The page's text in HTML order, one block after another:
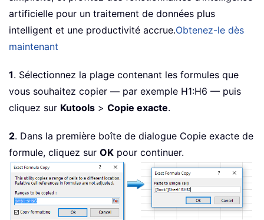
artificielle pour un traitement de données plus
intelligent et une productivité accrue.Obtenez-le dès
maintenant
1. Sélectionnez la plage contenant les formules que
vous souhaitez copier — par exemple H1:H6 — puis
cliquez sur Kutools > Copie exacte.
2. Dans la première boîte de dialogue Copie exacte de
formule, cliquez sur OK pour continuer.